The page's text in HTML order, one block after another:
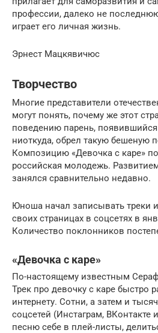
профессии, далеко не
играет его личная жизнь.
Эрнест Мацкявичюс
Творчество
Многие представители
могут понять, почему же этот
поведению парень, появившийся
ниоткуда, обрел такую бешеную
Композицию «Девочка с каре»
российская молодежь.
занялся сравнительно недавно.
Юноша начал записывать треки
своих страницах в соцсетях в
Количество поклонников
«Девочка с каре»
По-настоящему известным
Трек про девочку с каре быстро
интернету. Сотни, а затем и
соцсетей (Инстаграм, ВКонтакте
песню себе в плей-листы,